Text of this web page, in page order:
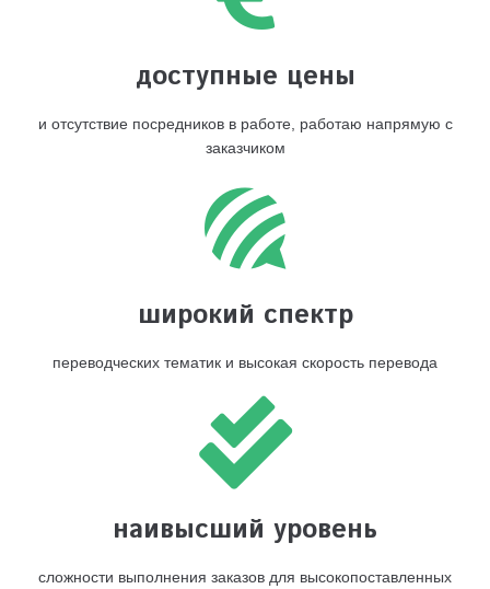
доступные цены
и отсутствие посредников в работе, работаю напрямую с
заказчиком
широкий спектр
переводческих тематик и высокая скорость перевода
наивысший уровень
сложности выполнения заказов для высокопоставленных